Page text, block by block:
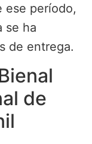
ese período,
se ha
de entrega.
de